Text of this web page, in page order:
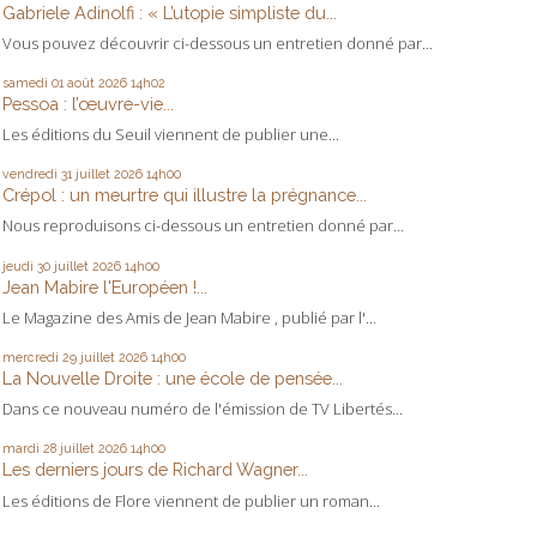
Gabriele Adinolfi : « L’utopie simpliste du...
Vous pouvez découvrir ci-dessous un entretien donné par...
samedi 01 août 2026 14h02
Pessoa : l’œuvre-vie...
Les éditions du Seuil viennent de publier une...
vendredi 31 juillet 2026 14h00
Crépol : un meurtre qui illustre la prégnance...
Nous reproduisons ci-dessous un entretien donné par...
jeudi 30 juillet 2026 14h00
Jean Mabire l'Européen !...
Le Magazine des Amis de Jean Mabire , publié par l'...
mercredi 29 juillet 2026 14h00
La Nouvelle Droite : une école de pensée...
Dans ce nouveau numéro de l'émission de TV Libertés...
mardi 28 juillet 2026 14h00
Les derniers jours de Richard Wagner...
Les éditions de Flore viennent de publier un roman...